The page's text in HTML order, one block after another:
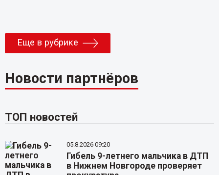
Еще в рубрике
Новости партнёров
ТОП новостей
05.8.2026 09:20
Гибель 9-летнего мальчика в ДТП
в Нижнем Новгороде проверяет